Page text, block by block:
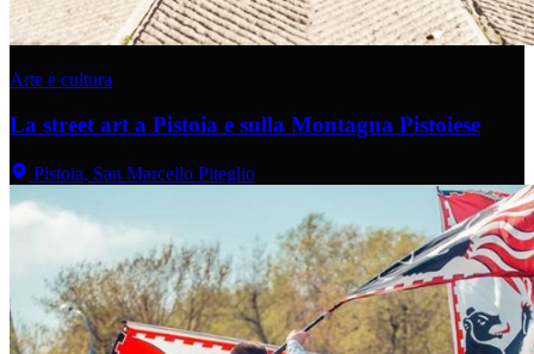
Arte e cultura
La street art a Pistoia e sulla Montagna Pistoiese
Pistoia, San Marcello Piteglio